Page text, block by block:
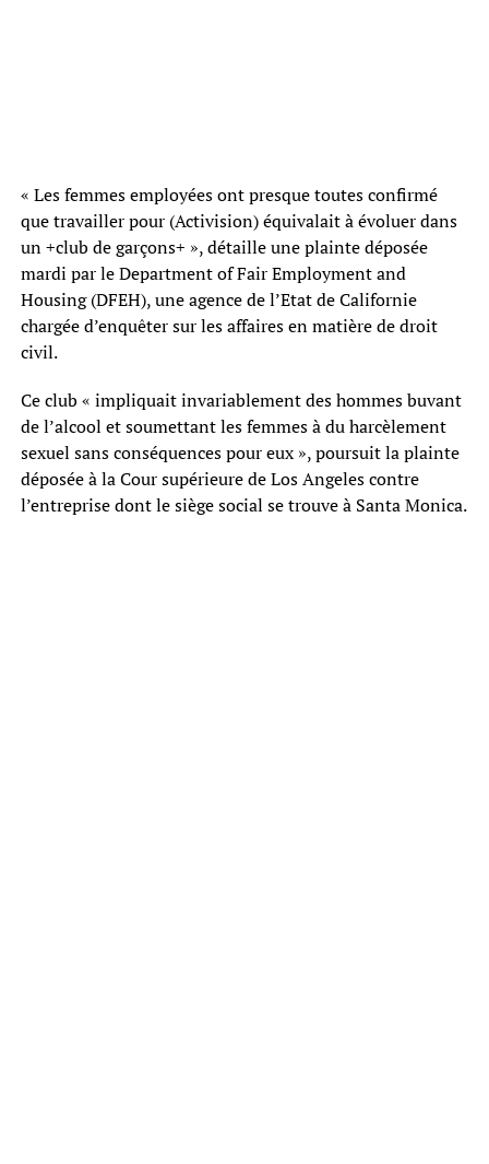
« Les femmes employées ont presque toutes confirmé
que travailler pour (Activision) équivalait à évoluer dans
un +club de garçons+ », détaille une plainte déposée
mardi par le Department of Fair Employment and
Housing (DFEH), une agence de l’Etat de Californie
chargée d’enquêter sur les affaires en matière de droit
civil.
Ce club « impliquait invariablement des hommes buvant
de l’alcool et soumettant les femmes à du harcèlement
sexuel sans conséquences pour eux », poursuit la plainte
déposée à la Cour supérieure de Los Angeles contre
l’entreprise dont le siège social se trouve à Santa Monica.